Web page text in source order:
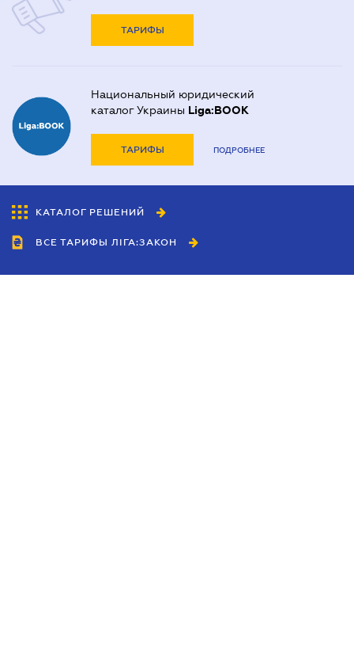
ТАРИФЫ
Национальный юридический
каталог Украины Liga:BOOK
ТАРИФЫ ПОДРОБНЕЕ
КАТАЛОГ РЕШЕНИЙ
ВСЕ ТАРИФЫ ЛІГА:ЗАКОН